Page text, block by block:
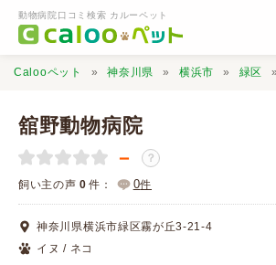
動物病院口コミ検索 カルーペット
動物病院検索
口コミ検索
Calooペット 神奈川県 横浜市 緑区
舘野動物病院
－ ？
飼い主の声 0 件： 0件
神奈川県横浜市緑区霧が丘3-21-4
イヌ / ネコ